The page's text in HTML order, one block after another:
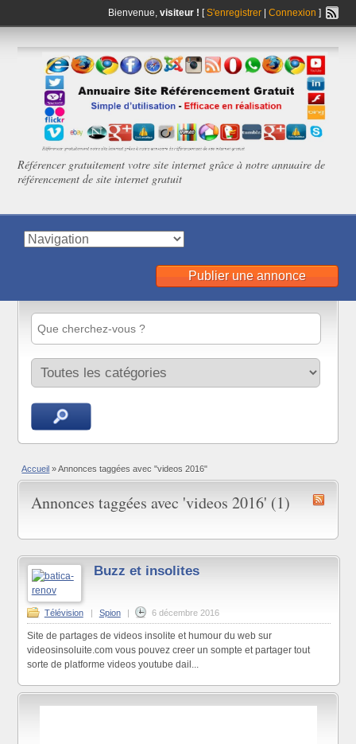
Bienvenue, visiteur ! [S'enregistrer| Connexion ]
Référencer gratuitement votre site internet grâce à notre annuaire de
référencement de site internet gratuit
Publier une annonce
Accueil » Annonces taggées avec "videos 2016"
Annonces taggées avec 'videos 2016' (1)
Buzz et insolites
Télévision Spion 6 décembre 2016
Site de partages de videos insolite et humour du web sur
videosinsoluite.com vous pouvez creer un sompte et partager tout
sorte de platforme videos youtube dail...